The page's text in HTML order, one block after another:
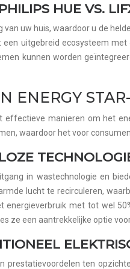
HUE VS.
uw huis, waardoor u de
een uitgebreid ecosysteem
kunnen worden
ENERGY
manieren om het
waardoor het voor
in wastechnologie en
lucht te recirculeren,
met tot wel
ze een aantrekkelijke optie
prestatievoordelen ten